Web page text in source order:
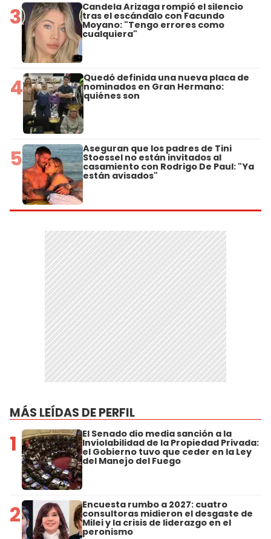
3 Candela Arizaga rompió el silencio
tras el escándalo con Facundo
Moyano: "Tengo errores como
cualquiera"
4 Quedó definida una nueva placa de
nominados en Gran Hermano:
quiénes son
5 Aseguran que los padres de Tini
Stoessel no están invitados al
casamiento con Rodrigo De Paul: "Ya
están avisados"
MÁS LEÍDAS DE PERFIL
1 El Senado dio media sanción a la
Inviolabilidad de la Propiedad Privada:
el Gobierno tuvo que ceder en la Ley
del Manejo del Fuego
2 Encuesta rumbo a 2027: cuatro
consultoras midieron el desgaste de
Milei y la crisis de liderazgo en el
peronismo